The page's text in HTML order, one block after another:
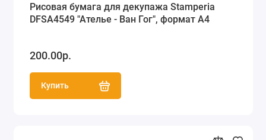
Рисовая бумага для декупажа Stamperia
DFSA4549 "Ателье - Ван Гог", формат А4
200.00р.
Купить